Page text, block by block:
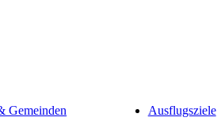
Gemeinden Ausflugsziele